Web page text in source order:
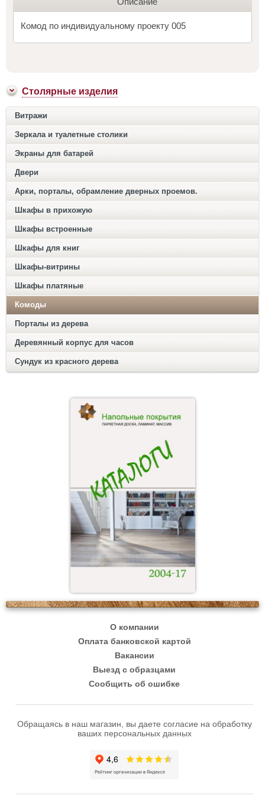
Комод по индивидуальному проекту 005
Столярные изделия
Витражи
Зеркала и туалетные столики
Экраны для батарей
Двери
Арки, порталы, обрамление дверных проемов.
Шкафы в прихожую
Шкафы встроенные
Шкафы для книг
Шкафы-витрины
Шкафы платяные
Комоды
Порталы из дерева
Деревянный корпус для часов
Сундук из красного дерева
О компании
Оплата банковской картой
Вакансии
Выезд с образцами
Сообщить об ошибке
Обращаясь в наш магазин, вы даете согласие на обработку
ваших персональных данных